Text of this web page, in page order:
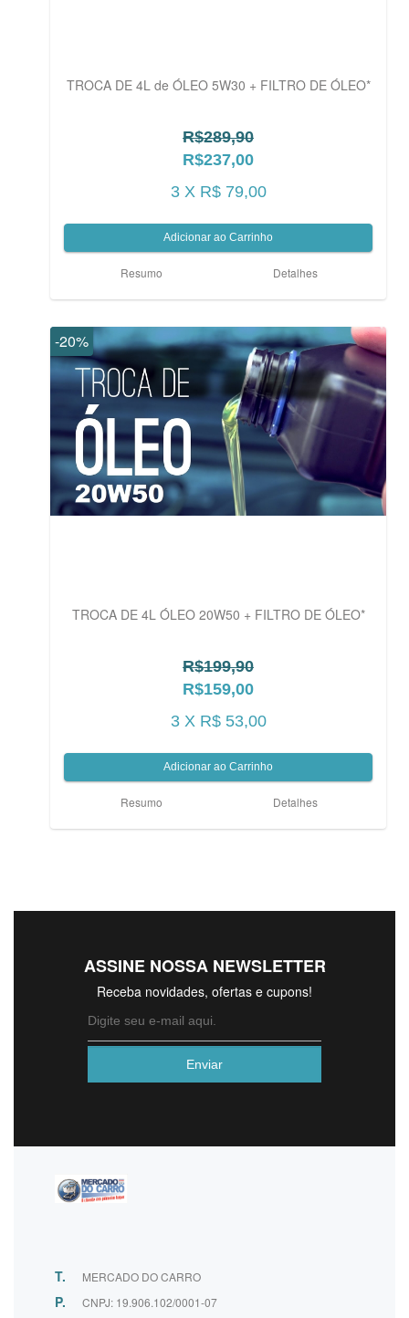
TROCA DE 4L de ÓLEO 5W30 + FILTRO DE ÓLEO*
R$289,90
R$237,00
3 X R$ 79,00
Resumo Detalhes
-20%
TROCA DE 4L ÓLEO 20W50 + FILTRO DE ÓLEO*
R$199,90
R$159,00
3 X R$ 53,00
Resumo Detalhes
ASSINE NOSSA NEWSLETTER
Receba novidades, ofertas e cupons!
T. MERCADO DO CARRO
P. CNPJ: 19.906.102/0001-07